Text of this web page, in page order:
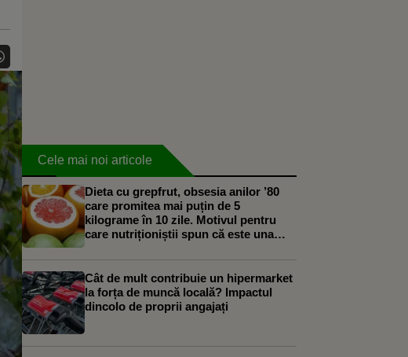
Cele mai noi articole
Dieta cu grepfrut, obsesia anilor ’80
care promitea mai puțin de 5
kilograme în 10 zile. Motivul pentru
care nutriționiștii spun că este una
Cât de mult contribuie un hipermarket
la forța de muncă locală? Impactul
dincolo de proprii angajați